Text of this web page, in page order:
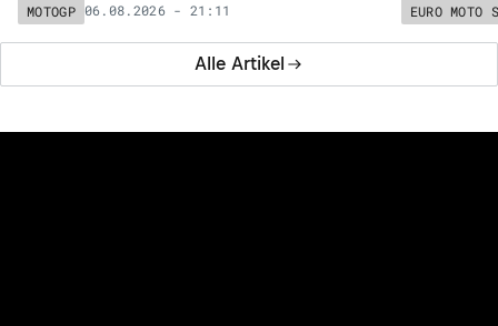
Alle Artikel
MOTOGP 06.08.2026 - 21:11 EURO MOTO